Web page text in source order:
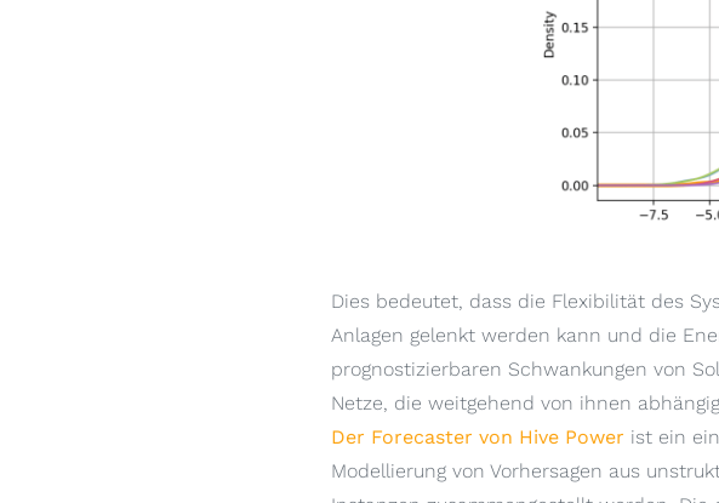
Dies bedeutet, dass die Flexibilität des
Anlagen gelenkt werden kann und die
prognostizierbaren Schwankungen von
Netze, die weitgehend von ihnen
Der Forecaster von Hive Power ist ein
Modellierung von Vorhersagen aus